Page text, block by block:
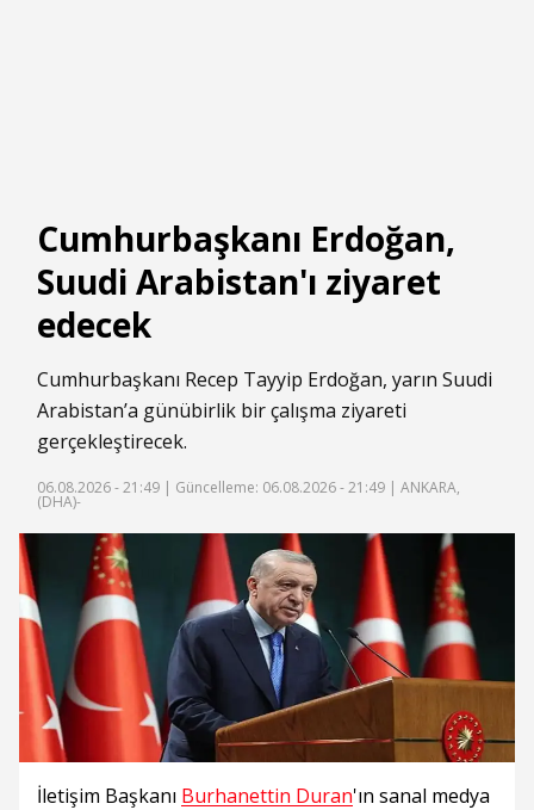
Cumhurbaşkanı Erdoğan,
Suudi Arabistan'ı ziyaret
edecek
Cumhurbaşkanı Recep Tayyip Erdoğan, yarın Suudi
Arabistan’a günübirlik bir çalışma ziyareti
gerçekleştirecek.
06.08.2026 - 21:49 | Güncelleme: 06.08.2026 - 21:49 | ANKARA,
(DHA)-
İletişim Başkanı Burhanettin Duran'ın sanal medya